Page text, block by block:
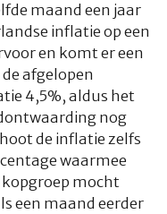
maand een jaar
inflatie op een
en komt er een
afgelopen
4,5%, aldus het
nog
de inflatie zelfs
waarmee
kopgroep mocht
een maand eerder